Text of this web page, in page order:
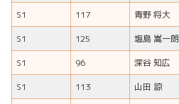
S1
117 青野 将大
S1
125 塩島 嵩一朗
S1
96 深谷 知広
S1
113 山田 諒